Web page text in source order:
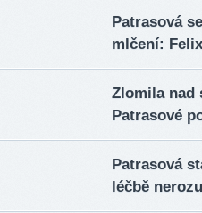
Patrasová
mlčení:
Zlomila nad
Patrasové
Patrasová
léčbě